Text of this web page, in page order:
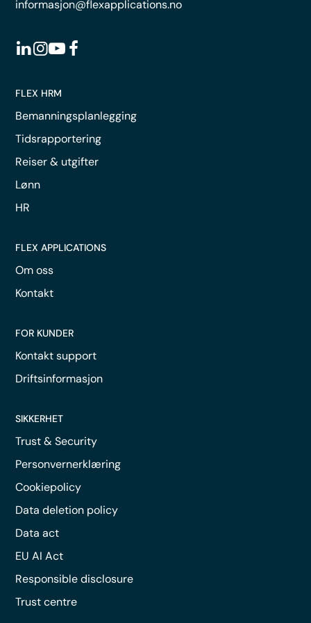
informasjon@flexapplications.no
FLEX HRM
Bemanningsplanlegging
Tidsrapportering
Reiser & utgifter
Lønn
HR
FLEX APPLICATIONS
Om oss
Kontakt
FOR KUNDER
Kontakt support
Driftsinformasjon
SIKKERHET
Trust & Security
Personvernerklæring
Cookiepolicy
Data deletion policy
Data act
EU AI Act
Responsible disclosure
Trust centre